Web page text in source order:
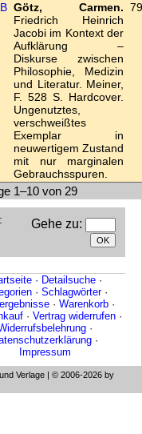
Götz, Carmen.
Friedrich Heinrich
Jacobi im Kontext der
Aufklärung –
Diskurse zwischen
Philosophie, Medizin
und Literatur. Meiner,
F. 528 S. Hardcover.
Ungenutztes,
verschweißtes
Exemplar in
neuwertigem Zustand
mit nur marginalen
Gebrauchsspuren.
1–10 von 29
Gehe zu:
· Detailsuche ·
· Schlagwörter·
· Warenkorb·
· Vertrag widerrufen·
·
·
Impressum
Verlage | © 2006-2026 by